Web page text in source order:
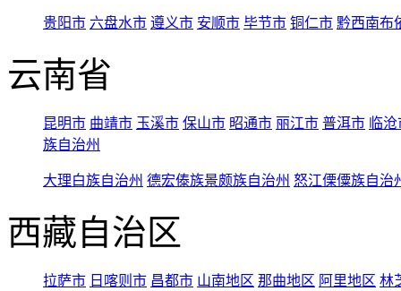
贵阳市 六盘水市 遵义市 安顺市 毕节市 铜仁市 黔西南布
云南省
昆明市 曲靖市 玉溪市 保山市 昭通市 丽江市 普洱市 临
族自治州
大理白族自治州 德宏傣族景颇族自治州 怒江傈僳族自治
西藏自治区
拉萨市 日喀则市 昌都市 山南地区 那曲地区 阿里地区 林